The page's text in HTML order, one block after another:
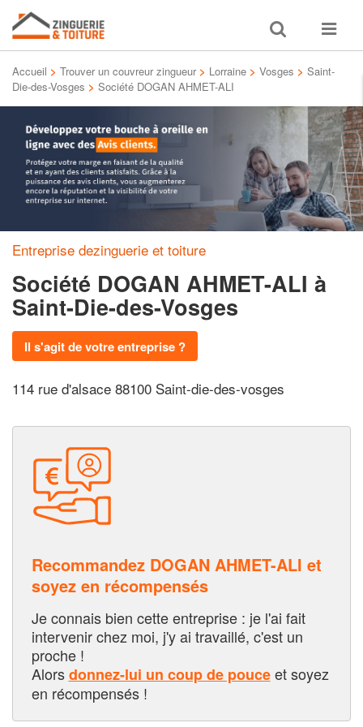
Toggle
search
Toggle
Accueil > Trouver un couvreur zingueur > Lorraine > Vosges > Saint-
Die-des-Vosges > Société DOGAN AHMET-ALI
Entreprise dezinguerie et toiture
Société DOGAN AHMET-ALI à
Saint-Die-des-Vosges
Il s'agit de votre entreprise ?
114 rue d'alsace 88100 Saint-die-des-vosges
Recommandez DOGAN AHMET-ALI et
soyez en récompensés
Je connais bien cette entreprise : je l'ai fait
intervenir chez moi, j'y ai travaillé, c'est un
proche !
Alorsdonnez-lui un coup de pouceet soyez
en récompensés !